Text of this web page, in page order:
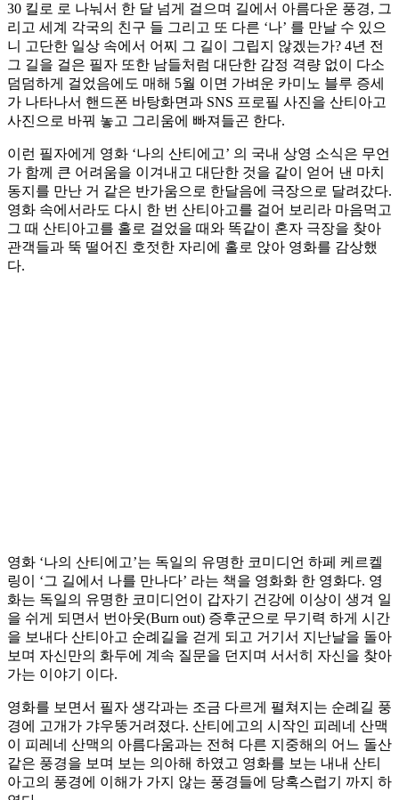
30 킬로 로 나눠서 한 달 넘게 걸으며 길에서 아름다운 풍경, 그
리고 세계 각국의 친구 들 그리고 또 다른 ‘나’ 를 만날 수 있으
니 고단한 일상 속에서 어찌 그 길이 그립지 않겠는가? 4년 전
그 길을 걸은 필자 또한 남들처럼 대단한 감정 격량 없이 다소
덤덤하게 걸었음에도 매해 5월 이면 가벼운 카미노 블루 증세
가 나타나서 핸드폰 바탕화면과 SNS 프로필 사진을 산티아고
사진으로 바꿔 놓고 그리움에 빠져들곤 한다.
이런 필자에게 영화 ‘나의 산티에고’ 의 국내 상영 소식은 무언
가 함께 큰 어려움을 이겨내고 대단한 것을 같이 얻어 낸 마치
동지를 만난 거 같은 반가움으로 한달음에 극장으로 달려갔다.
영화 속에서라도 다시 한 번 산티아고를 걸어 보리라 마음먹고
그 때 산티아고를 홀로 걸었을 때와 똑같이 혼자 극장을 찾아
관객들과 뚝 떨어진 호젓한 자리에 홀로 앉아 영화를 감상했
다.
영화 ‘나의 산티에고’는 독일의 유명한 코미디언 하페 케르켈
링이 ‘그 길에서 나를 만나다’ 라는 책을 영화화 한 영화다. 영
화는 독일의 유명한 코미디언이 갑자기 건강에 이상이 생겨 일
을 쉬게 되면서 번아웃(Burn out) 증후군으로 무기력 하게 시간
을 보내다 산티아고 순례길을 걷게 되고 거기서 지난날을 돌아
보며 자신만의 화두에 계속 질문을 던지며 서서히 자신을 찾아
가는 이야기 이다.
영화를 보면서 필자 생각과는 조금 다르게 펼쳐지는 순례길 풍
경에 고개가 갸우뚱거려졌다. 산티에고의 시작인 피레네 산맥
이 피레네 산맥의 아름다움과는 전혀 다른 지중해의 어느 돌산
같은 풍경을 보며 보는 의아해 하였고 영화를 보는 내내 산티
아고의 풍경에 이해가 가지 않는 풍경들에 당혹스럽기 까지 하